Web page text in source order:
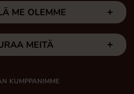
ME OLEMME
MEITÄ
KUMPPANIMME